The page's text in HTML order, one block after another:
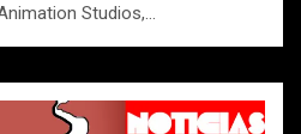
Studios,…